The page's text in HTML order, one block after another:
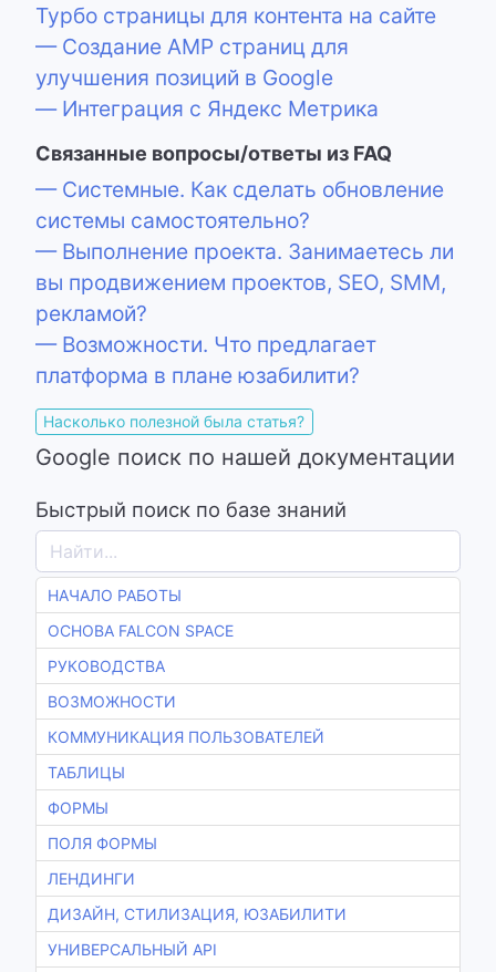
Быстрый поиск по базе знаний
НАЧАЛО РАБОТЫ
ОСНОВА FALCON SPACE
РУКОВОДСТВА
ВОЗМОЖНОСТИ
КОММУНИКАЦИЯ ПОЛЬЗОВАТЕЛЕЙ
ТАБЛИЦЫ
ФОРМЫ
ПОЛЯ ФОРМЫ
ЛЕНДИНГИ
ДИЗАЙН, СТИЛИЗАЦИЯ, ЮЗАБИЛИТИ
УНИВЕРСАЛЬНЫЙ API
Турбо страницы для контента на сайте
— Создание AMP страниц для
улучшения позиций в Google
— Интеграция с Яндекс Метрика
Связанные вопросы/ответы из FAQ
— Системные. Как сделать обновление
системы самостоятельно?
— Выполнение проекта. Занимаетесь ли
вы продвижением проектов, SEO, SMM,
рекламой?
— Возможности. Что предлагает
платформа в плане юзабилити?
Насколько полезной была статья?
Google поиск по нашей документации